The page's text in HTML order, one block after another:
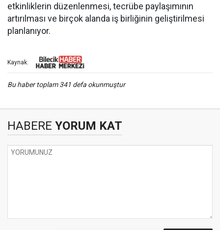
etkinliklerin düzenlenmesi, tecrübe paylaşımının
artırılması ve birçok alanda iş birliğinin geliştirilmesi
planlanıyor.
Kaynak:
Bu haber toplam 341 defa okunmuştur
HABERE YORUM KAT